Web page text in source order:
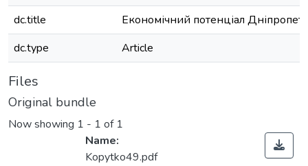
dc.title
Економічний потенціал
dc.type
Article
Files
Original bundle
Now showing 1 - 1 of 1
Name:
Kopytko49.pdf